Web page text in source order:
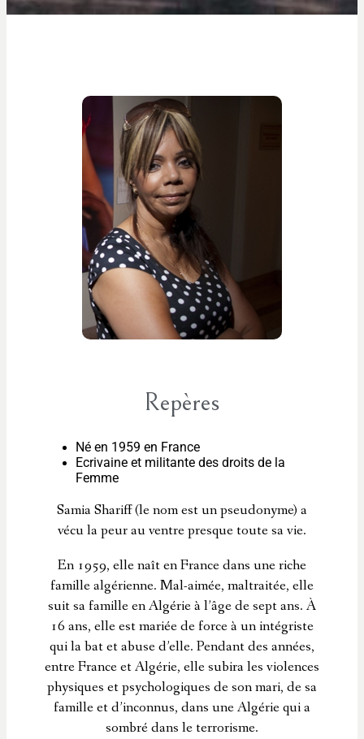
Repères
Né en 1959 en France
Ecrivaine et militante des droits de la
Femme
Samia Shariff (le nom est un pseudonyme) a
vécu la peur au ventre presque toute sa vie.
En 1959, elle naît en France dans une riche
famille algérienne. Mal-aimée, maltraitée, elle
suit sa famille en Algérie à l’âge de sept ans. À
16 ans, elle est mariée de force à un intégriste
qui la bat et abuse d’elle. Pendant des années,
entre France et Algérie, elle subira les violences
physiques et psychologiques de son mari, de sa
famille et d’inconnus, dans une Algérie qui a
sombré dans le terrorisme.